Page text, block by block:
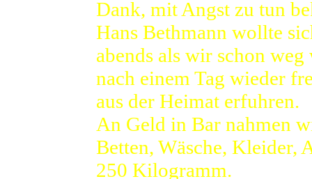
Dank, mit Angst zu tun
Hans Bethmann wollte
abends als wir schon
nach einem Tag wieder
aus der Heimat erfuhren.
An Geld in Bar nahmen
Betten, Wäsche, Kleider,
250 Kilogramm.